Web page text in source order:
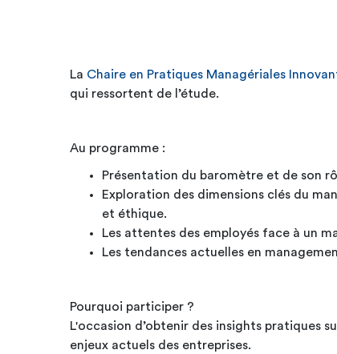
La Chaire en Pratiques Managériales
qui ressortent de l’étude.
Au programme :
Présentation du baromètre et de son
Exploration des dimensions clés du
et éthique.
Les attentes des employés face à un
Les tendances actuelles en
Pourquoi participer ?
L'occasion d’obtenir des insights pratiques
enjeux actuels des entreprises.